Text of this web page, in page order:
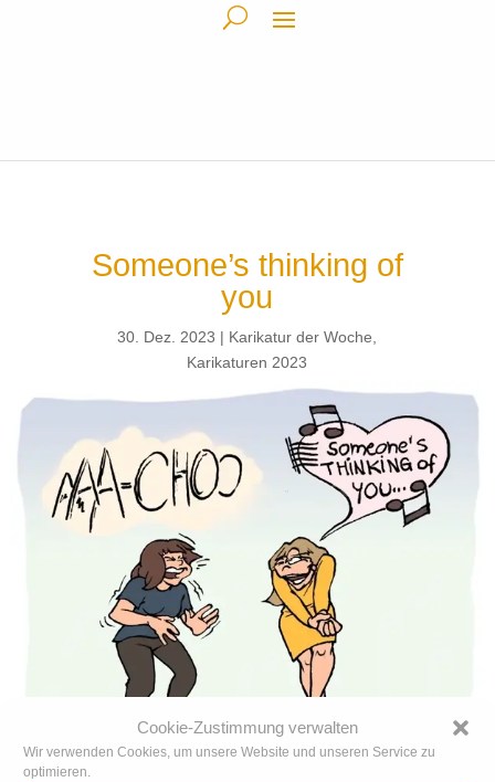
Cookie-Zustimmung verwalten
Wir verwenden Cookies, um unsere Website und unseren Service zu
optimieren.
Someone’s thinking of
you
30. Dez. 2023 Karikatur der Woche
Karikaturen 2023